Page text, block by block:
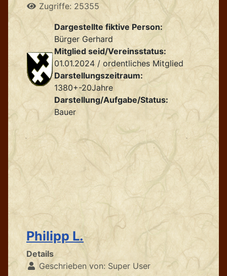
Zugriffe: 25355
Dargestellte fiktive Person:
Bürger Gerhard
Mitglied seid/Vereinsstatus:
01.01.2024 / ordentliches Mitglied
Darstellungszeitraum:
1380+-20Jahre
Darstellung/Aufgabe/Status:
Bauer
Philipp L.
Details
Geschrieben von: Super User